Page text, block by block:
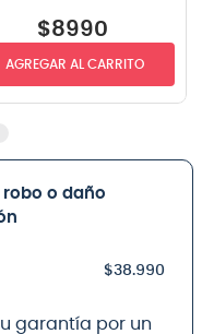
$8990
AGREGAR AL CARRITO
robo o daño
$38.990
garantía por un